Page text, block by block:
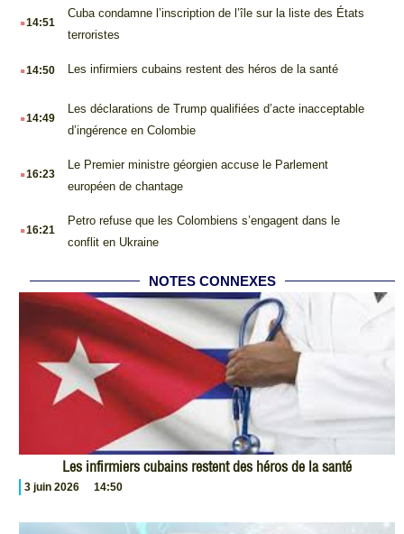
.14:51
Cuba condamne l’inscription de l’île sur la liste des États
terroristes
.14:50 Les infirmiers cubains restent des héros de la santé
.14:49
Les déclarations de Trump qualifiées d’acte inacceptable
d’ingérence en Colombie
.16:23
Le Premier ministre géorgien accuse le Parlement
européen de chantage
.16:21
Petro refuse que les Colombiens s’engagent dans le
conflit en Ukraine
NOTES CONNEXES
Les infirmiers cubains restent des héros de la santé
3 juin 2026 14:50